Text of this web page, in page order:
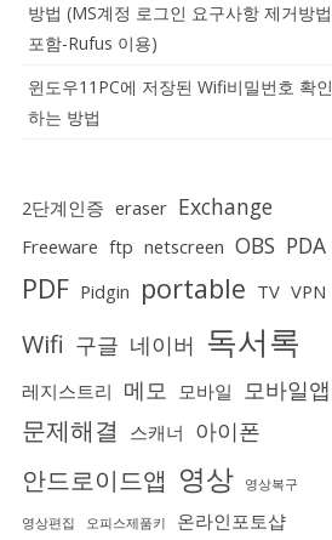
방법 (MS계정 로그인 요구사항 제거방법
포함-Rufus 이용)
윈도우11PC에 저장된 Wifi비밀번호 확인
하는 방법
2단계인증 eraser Exchange
Freeware ftp netscreen OBS PDA
PDF Pidgin portable TV VPN
Wifi 구글 네이버 독서록
레지스트리 메모 모바일 모바일앱
문제해결 스캐너 아이폰
안드로이드앱 영상 영상복구
영상편집 오피스제품키 온라인포토샵